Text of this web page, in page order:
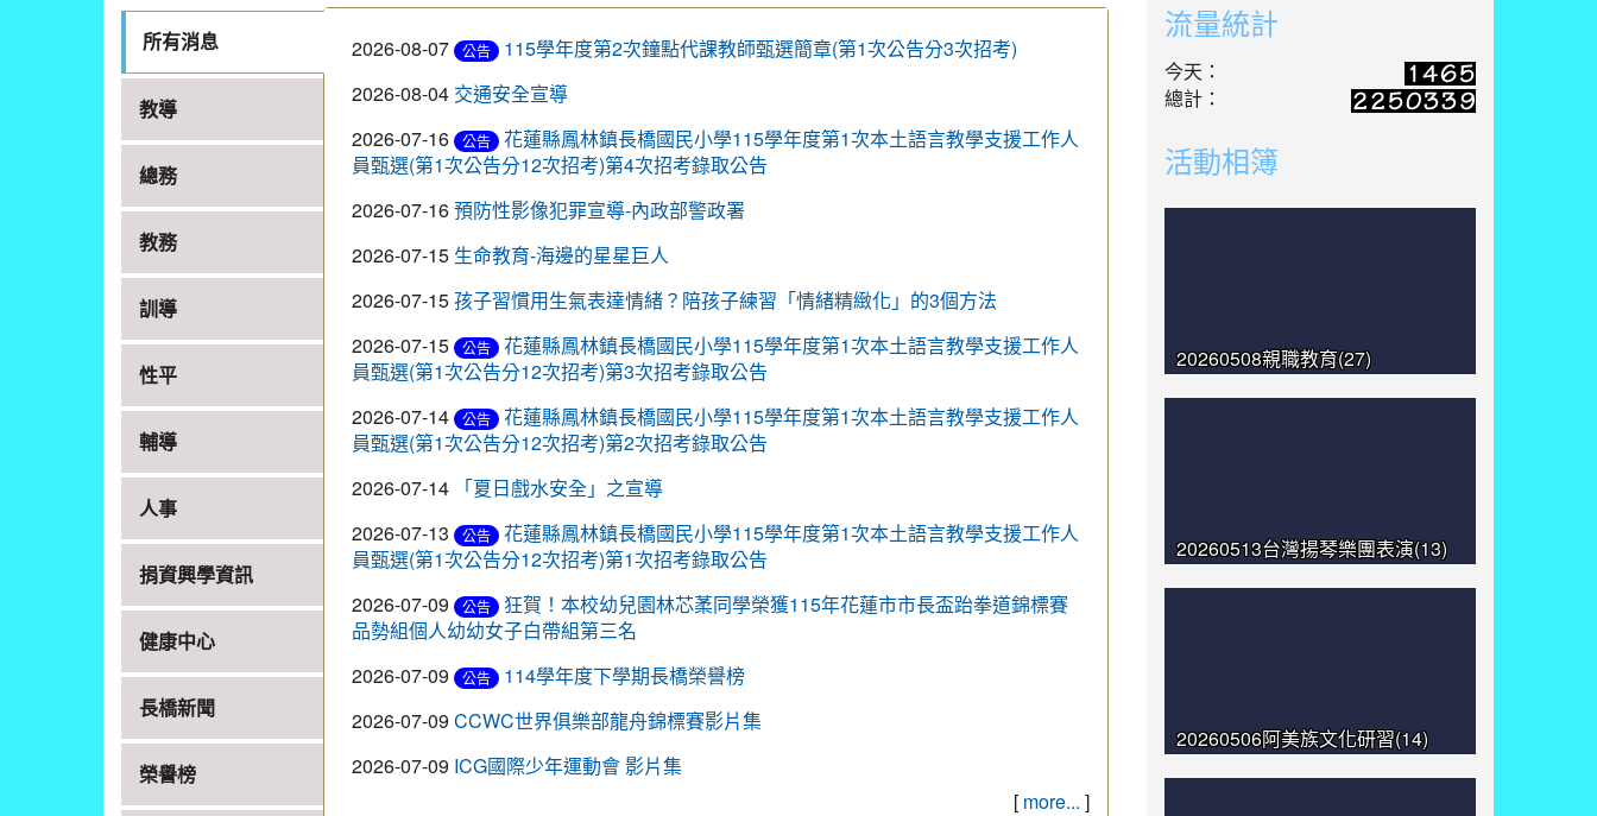
所有消息
教導
總務
教務
訓導
性平
輔導
人事
捐資興學資訊
健康中心
長橋新聞
榮譽榜
2026-08-07 公告
115學年度第2次鐘點代課教師甄選簡章(第1次公告分3次招考)
2026-08-04 交通安全宣導
2026-07-16
公告
花蓮縣鳳林鎮長橋國民小學115學年度第1次本土語言教學支援工作人
員甄選(第1次公告分12次招考)第4次招考錄取公告
2026-07-16預防性影像犯罪宣導-內政部警政署
2026-07-15 生命教育-海邊的星星巨人
2026-07-15孩子習慣用生氣表達情緒？陪孩子練習「情緒精緻化」的3個方法
2026-07-15
公告
花蓮縣鳳林鎮長橋國民小學115學年度第1次本土語言教學支援工作人
員甄選(第1次公告分12次招考)第3次招考錄取公告
2026-07-14
公告
花蓮縣鳳林鎮長橋國民小學115學年度第1次本土語言教學支援工作人
員甄選(第1次公告分12次招考)第2次招考錄取公告
2026-07-14
「夏日戲水安全」之宣導
2026-07-13
公告
花蓮縣鳳林鎮長橋國民小學115學年度第1次本土語言教學支援工作人
員甄選(第1次公告分12次招考)第1次招考錄取公告
2026-07-09
公告
狂賀！本校幼兒園林芯葇同學榮獲115年花蓮市市長盃跆拳道錦標賽
品勢組個人幼幼女子白帶組第三名
2026-07-09
公告
114學年度下學期長橋榮譽榜
2026-07-09 CCWC世界俱樂部龍舟錦標賽影片集
2026-07-09 ICG國際少年運動會 影片集
[ more... ]
流量統計
今天：
總計：
活動相簿
20260508親職教育(27)
20260513台灣揚琴樂團表演(13)
20260506阿美族文化研習(14)